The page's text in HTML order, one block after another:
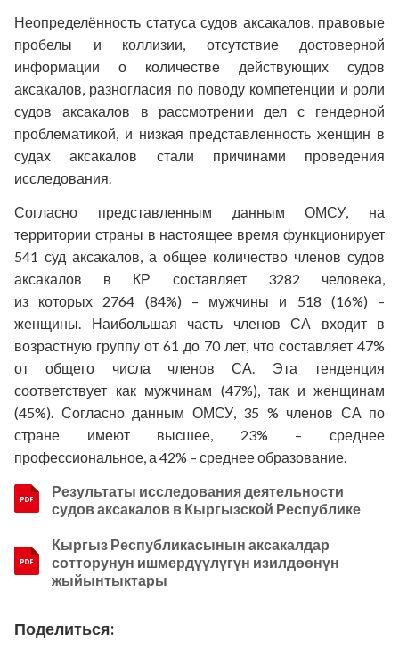
Неопределённость статуса судов аксакалов, правовые
пробелы и коллизии, отсутствие достоверной
информации о количестве действующих судов
аксакалов, разногласия по поводу компетенции и роли
судов аксакалов в рассмотрении дел с гендерной
проблематикой, и низкая представленность женщин в
судах аксакалов стали причинами проведения
исследования.
Согласно представленным данным ОМСУ, на
территории страны в настоящее время функционирует
541 суд аксакалов, а общее количество членов судов
аксакалов в КР составляет 3282 человека,
из которых 2764 (84%) – мужчины и 518 (16%) –
женщины. Наибольшая часть членов СА входит в
возрастную группу от 61 до 70 лет, что составляет 47%
от общего числа членов СА. Эта тенденция
соответствует как мужчинам (47%), так и женщинам
(45%). Согласно данным ОМСУ, 35 % членов СА по
стране имеют высшее, 23% – среднее
профессиональное, а 42% – среднее образование.
Результаты исследования деятельности
судов аксакалов в Кыргызской Республике
Кыргыз Республикасынын аксакалдар
сотторунун ишмердүүлүгүн изилдөөнүн
жыйынтыктары
Поделиться: